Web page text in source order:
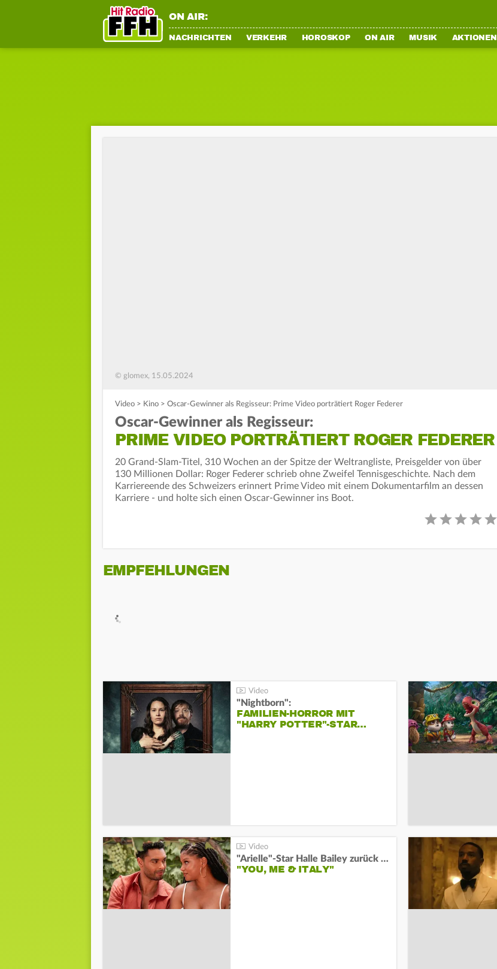
ON AIR:
NACHRICHTEN VERKEHR HOROSKOP ON AIR MUSIK AKTIONEN
© glomex, 15.05.2024
Video > Kino > Oscar-Gewinner als Regisseur: Prime Video porträtiert Roger Federer
Oscar-Gewinner als Regisseur:
PRIME VIDEO PORTRÄTIERT ROGER FEDERER
20 Grand-Slam-Titel, 310 Wochen an der Spitze der Weltrangliste, Preisgelder von über
130 Millionen Dollar: Roger Federer schrieb ohne Zweifel Tennisgeschichte. Nach dem
Karriereende des Schweizers erinnert Prime Video mit einem Dokumentarfilm an dessen
Karriere - und holte sich einen Oscar-Gewinner ins Boot.
EMPFEHLUNGEN
"Nightborn":
FAMILIEN-HORROR MIT
"HARRY POTTER"-STAR…
"Arielle"-Star Halle Bailey zurück auf der Leinwand:
"YOU, ME & ITALY"